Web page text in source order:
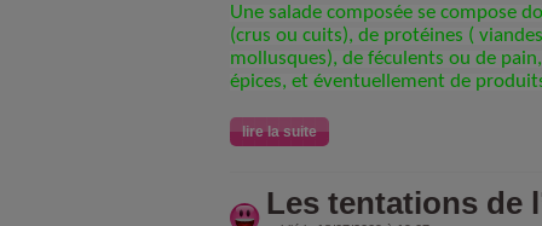
Une salade composée se compose
(crus ou cuits), de protéines (
mollusques), de féculents ou de
épices, et éventuellement de
lire la suite
Les tentations de